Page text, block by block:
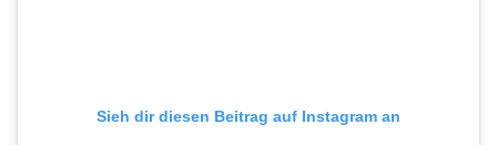
Sieh dir diesen Beitrag auf Instagram an